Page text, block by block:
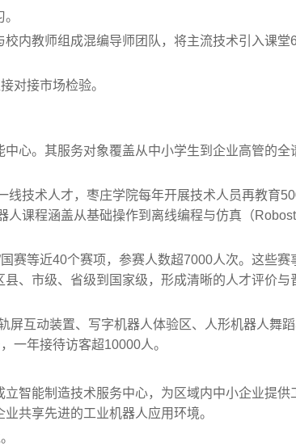
内教师组成混编导师团队，将主流技术引入课堂
对接市场检验。
心。其服务对象覆盖从中小学生到企业高管的全
技术人才，枣庄学院每年开展技术人员再教育
课程涵盖从基础操作到离线编程与仿真（
赛等近40个赛项，参赛人数超7000人次。这些赛
、市级、省级到国家级，形成清晰的人才评价与
互动装置、写字机器人体验区、人形机器人舞
一年接待访客超10000人。
智能制造技术服务中心，为区域内中小企业提供
共享先进的工业机器人应用环境。